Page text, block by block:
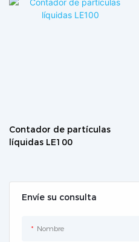
Envíe su consulta
Nombre
inyección y agua purificada
LPC-6CE
Contador de partículas
líquidas LE100